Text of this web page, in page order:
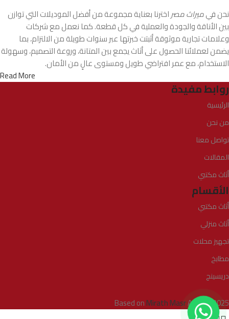
نحن فيميراث مصراخترنا بعناية مجموعة من أفضل الموديلات التي توازن
بين الأناقة والجودة والعملية في كل قطعة. كما نعمل مع شركات
وعلامات تجارية موثوقة أثبتت خبرتها عبر سنوات طويلة من الالتزام، بما
يضمن لعملائنا الحصول على أثاث يجمع بين المتانة، وروعة التصميم، وسهولة
الاستخدام، مع عمر افتراضي طويل ومستوى عالٍ من الأمان.
Read More
روابط مفيدة
الرئيسية
من نحن
تواصل معنا
المقالات
أثاث مكتبي
الأقسام
أثاث مكتبي
أثاث منزلي
تجهيز محلات
مطابخ
دريسينج
Based onMirath MasrAgency2025
0